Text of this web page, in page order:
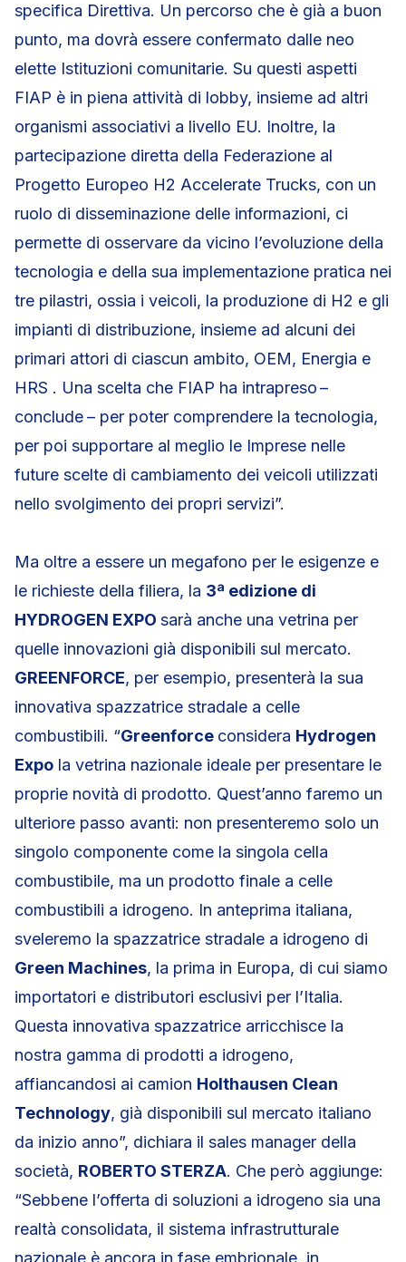
specifica Direttiva. Un percorso che è già a buon
punto, ma dovrà essere confermato dalle neo
elette Istituzioni comunitarie. Su questi aspetti
FIAP è in piena attività di lobby, insieme ad altri
organismi associativi a livello EU. Inoltre, la
partecipazione diretta della Federazione al
Progetto Europeo H2 Accelerate Trucks, con un
ruolo di disseminazione delle informazioni, ci
permette di osservare da vicino l’evoluzione della
tecnologia e della sua implementazione pratica nei
tre pilastri, ossia i veicoli, la produzione di H2 e gli
impianti di distribuzione, insieme ad alcuni dei
primari attori di ciascun ambito, OEM, Energia e
HRS . Una scelta che FIAP ha intrapreso –
conclude– per poter comprendere la tecnologia,
per poi supportare al meglio le Imprese nelle
future scelte di cambiamento dei veicoli utilizzati
nello svolgimento dei propri servizi”.
Ma oltre a essere un megafono per le esigenze e
le richieste della filiera, la 3ª edizione di
HYDROGEN EXPO sarà anche una vetrina per
quelle innovazioni già disponibili sul mercato.
GREENFORCE, per esempio, presenterà la sua
innovativa spazzatrice stradale a celle
combustibili. “Greenforce considera Hydrogen
Expo la vetrina nazionale ideale per presentare le
proprie novità di prodotto. Quest’anno faremo un
ulteriore passo avanti: non presenteremo solo un
singolo componente come la singola cella
combustibile, ma un prodotto finale a celle
combustibili a idrogeno. In anteprima italiana,
sveleremo la spazzatrice stradale a idrogeno di
Green Machines, la prima in Europa, di cui siamo
importatori e distributori esclusivi per l’Italia.
Questa innovativa spazzatrice arricchisce la
nostra gamma di prodotti a idrogeno,
affiancandosi ai camion Holthausen Clean
Technology, già disponibili sul mercato italiano
da inizio anno”, dichiara il sales manager della
società, ROBERTO STERZA. Che però aggiunge:
“Sebbene l’offerta di soluzioni a idrogeno sia una
realtà consolidata, il sistema infrastrutturale
nazionale è ancora in fase embrionale, in